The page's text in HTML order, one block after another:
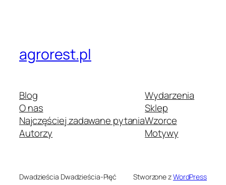
agrorest.pl
Blog
O nas
Najczęściej zadawane pytania
Autorzy
Wydarzenia
Sklep
Wzorce
Motywy
Dwadzieścia Dwadzieścia-Pięć Stworzone zWordPress